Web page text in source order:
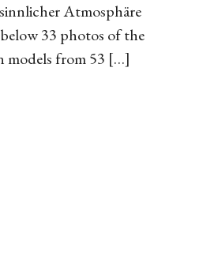
Atmosphäre
33 photos of the
models from 53 […]